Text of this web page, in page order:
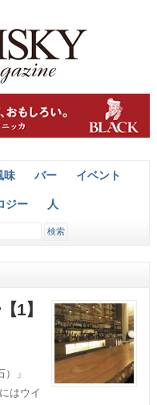
味 バー イベント
ジー 人
1】
」
はウイ